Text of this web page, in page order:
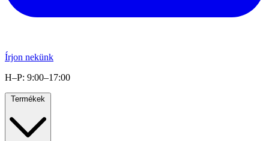
Írjon nekünk
H–P: 9:00–17:00
Termékek